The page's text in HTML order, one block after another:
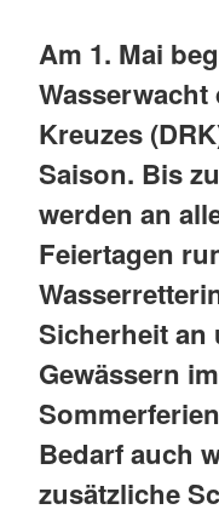
Am 1. Mai
Wasserwacht
Kreuzes
Saison. Bis
werden an
Feiertagen
Sicherheit an
Gewässern
Bedarf auch
zusätzliche